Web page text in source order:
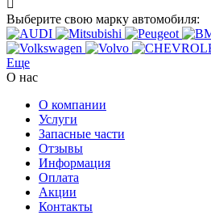
Выберите свою марку автомобиля:
Еще
О нас
О компании
Услуги
Запасные части
Отзывы
Информация
Оплата
Акции
Контакты